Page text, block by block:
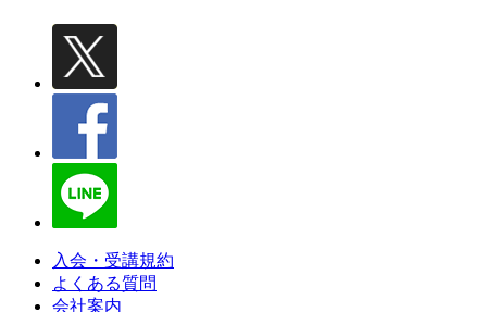
入会・受講規約
よくある質問
会社案内